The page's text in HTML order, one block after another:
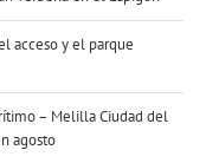
acceso y el parque
– Melilla Ciudad del
agosto